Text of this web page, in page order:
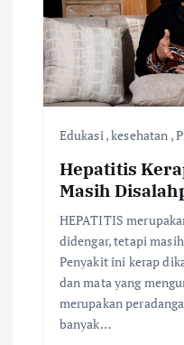
t
Edukasi ,kesehatan ,
Hepatitis
Masih
HEPATITIS
didengar, tetapi
Penyakit ini kerap
dan mata yang
merupakan
banyak…